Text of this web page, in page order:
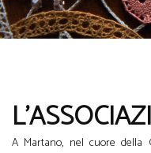
A Martano, nel cuore della